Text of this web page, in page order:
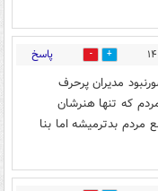
1 پاسخ
مدیران پرحرف
که تنها هنرشان
بدترمیشه اما بنا